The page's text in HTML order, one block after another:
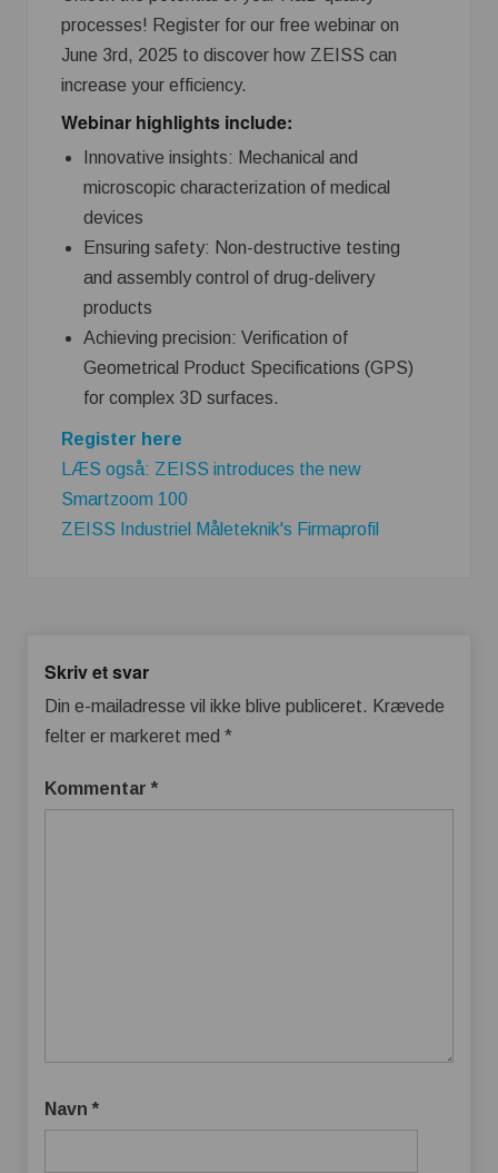
processes! Register for our free webinar on
June 3rd, 2025 to discover how ZEISS can
increase your efficiency.
Webinar highlights include:
Innovative insights: Mechanical and
microscopic characterization of medical
devices
Ensuring safety: Non-destructive testing
and assembly control of drug-delivery
products
Achieving precision: Verification of
Geometrical Product Specifications (GPS)
for complex 3D surfaces.
Register here
LÆS også: ZEISS introduces the new
Smartzoom 100
ZEISS Industriel Måleteknik's Firmaprofil
Skriv et svar
Din e-mailadresse vil ikke blive publiceret. Krævede
felter er markeret med *
Kommentar *
Navn *